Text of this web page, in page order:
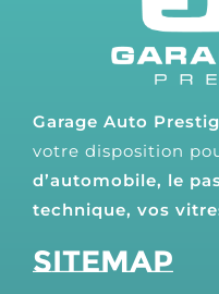
Garage Auto
votre disposition
d’automobile, le
technique, vos
Sitemap